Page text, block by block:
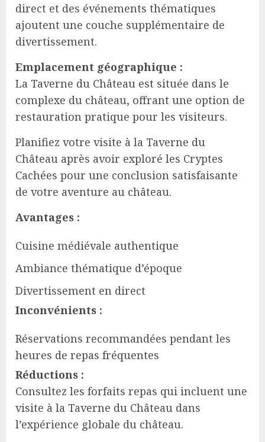
direct et des événements thématiques
ajoutent une couche supplémentaire de
divertissement.
Emplacement géographique :
La Taverne du Château est située dans le
complexe du château, offrant une option de
restauration pratique pour les visiteurs.
Planifiez votre visite à la Taverne du
Château après avoir exploré les Cryptes
Cachées pour une conclusion satisfaisante
de votre aventure au château.
Avantages :
Cuisine médiévale authentique
Ambiance thématique d’époque
Divertissement en direct
Inconvénients :
Réservations recommandées pendant les
heures de repas fréquentes
Réductions :
Consultez les forfaits repas qui incluent une
visite à la Taverne du Château dans
l’expérience globale du château.